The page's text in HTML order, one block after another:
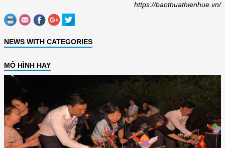
https://baothuathienhue.vn/
NEWS WITH CATEGORIES
MÔ HÌNH HAY